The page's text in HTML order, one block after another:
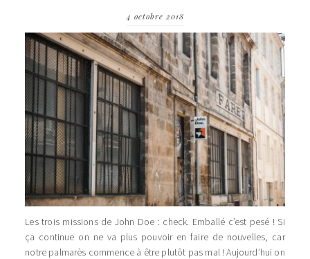
4 octobre 2018
Les trois missions de John Doe : check. Emballé c’est pesé ! Si
ça continue on ne va plus pouvoir en faire de nouvelles, car
notre palmarès commence à être plutôt pas mal ! Aujourd’hui on